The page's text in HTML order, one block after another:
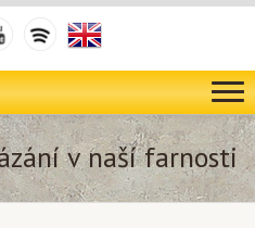
v naší farnosti